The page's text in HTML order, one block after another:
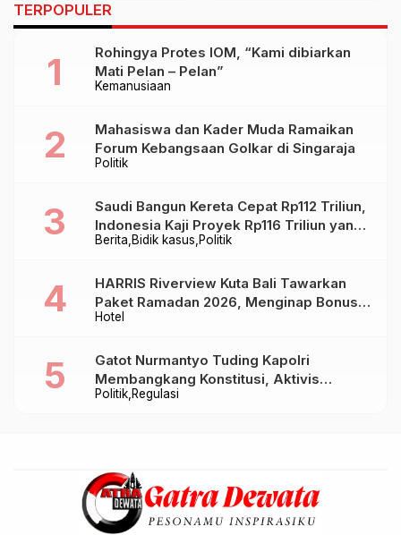
Valuta Asing Bernilai
Rp476 Miliar
TERPOPULER
Kemanusiaan
Rohingya Protes IOM, “Kami dibiarkan
Mati Pelan – Pelan”
Politik
Mahasiswa dan Kader Muda Ramaikan
Forum Kebangsaan Golkar di Singaraja
Berita Bidik kasus Politik
Saudi Bangun Kereta Cepat Rp112 Triliun,
Indonesia Kaji Proyek Rp116 Triliun yang
Baru Sampai Bandung
Hotel
HARRIS Riverview Kuta Bali Tawarkan
Paket Ramadan 2026, Menginap Bonus
Takjil hingga Bukber Mulai Rp88.888
Politik Regulasi
Gatot Nurmantyo Tuding Kapolri
Membangkang Konstitusi, Aktivis
Tegaskan Polri Tak Punya Sejarah